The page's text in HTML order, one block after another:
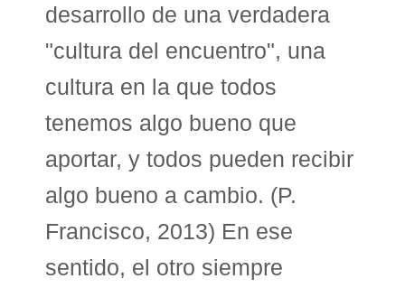
desarrollo de una verdadera
"cultura del encuentro", una
cultura en la que todos
tenemos algo bueno que
aportar, y todos pueden recibir
algo bueno a cambio. (P.
Francisco, 2013) En ese
sentido, el otro siempre